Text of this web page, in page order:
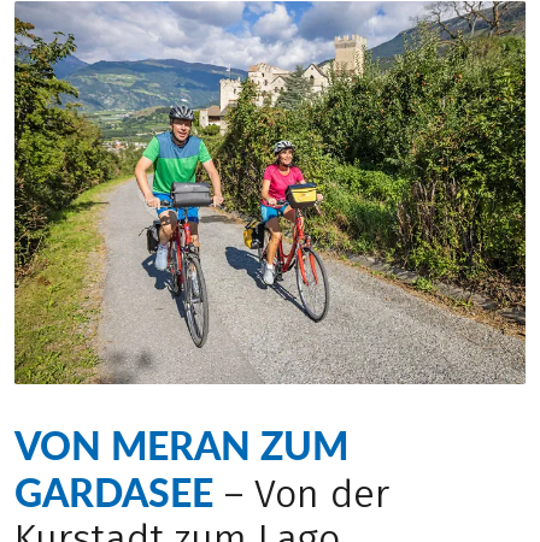
VON MERAN ZUM
GARDASEE – Von der